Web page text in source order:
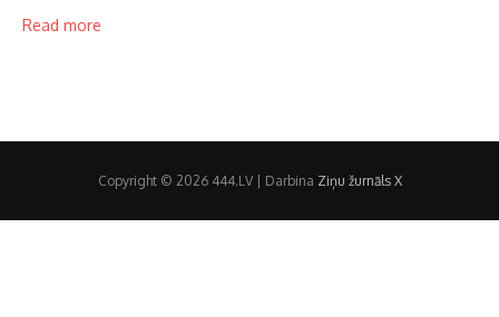
Read more
Copyright © 2026 444.LV | Darbina Ziņu žurnāls X